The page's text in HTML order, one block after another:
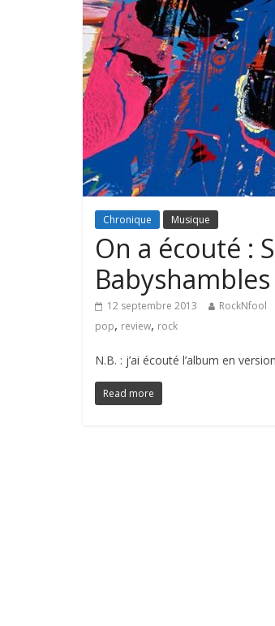
Chronique Musique
On a écouté :
Babyshambles
12 septembre 2013 RockNfool
pop, review, rock
N.B. : j’ai écouté l’album en
Read more